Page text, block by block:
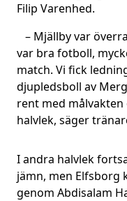
Filip Varenhed.
– Mjällby var
var bra fotboll,
match. Vi fick
djupledsboll av
rent med målvakten
halvlek, säger
I andra halvlek
jämn, men Elfsborg
genom Abdisalam